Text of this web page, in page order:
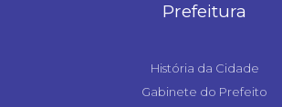
Prefeitura
História da Cidade
Gabinete do Prefeito